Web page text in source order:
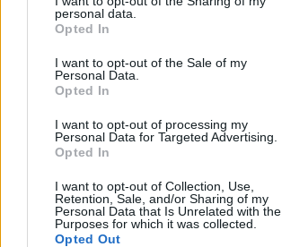
personal data.
Opted In
I want to opt-out of the Sale of my
Personal Data.
Opted In
I want to opt-out of processing my
Personal Data for Targeted Advertising.
Opted In
I want to opt-out of Collection, Use,
Retention, Sale, and/or Sharing of my
Personal Data that Is Unrelated with the
Purposes for which it was collected.
Opted Out
WEB TV 6.8.2026